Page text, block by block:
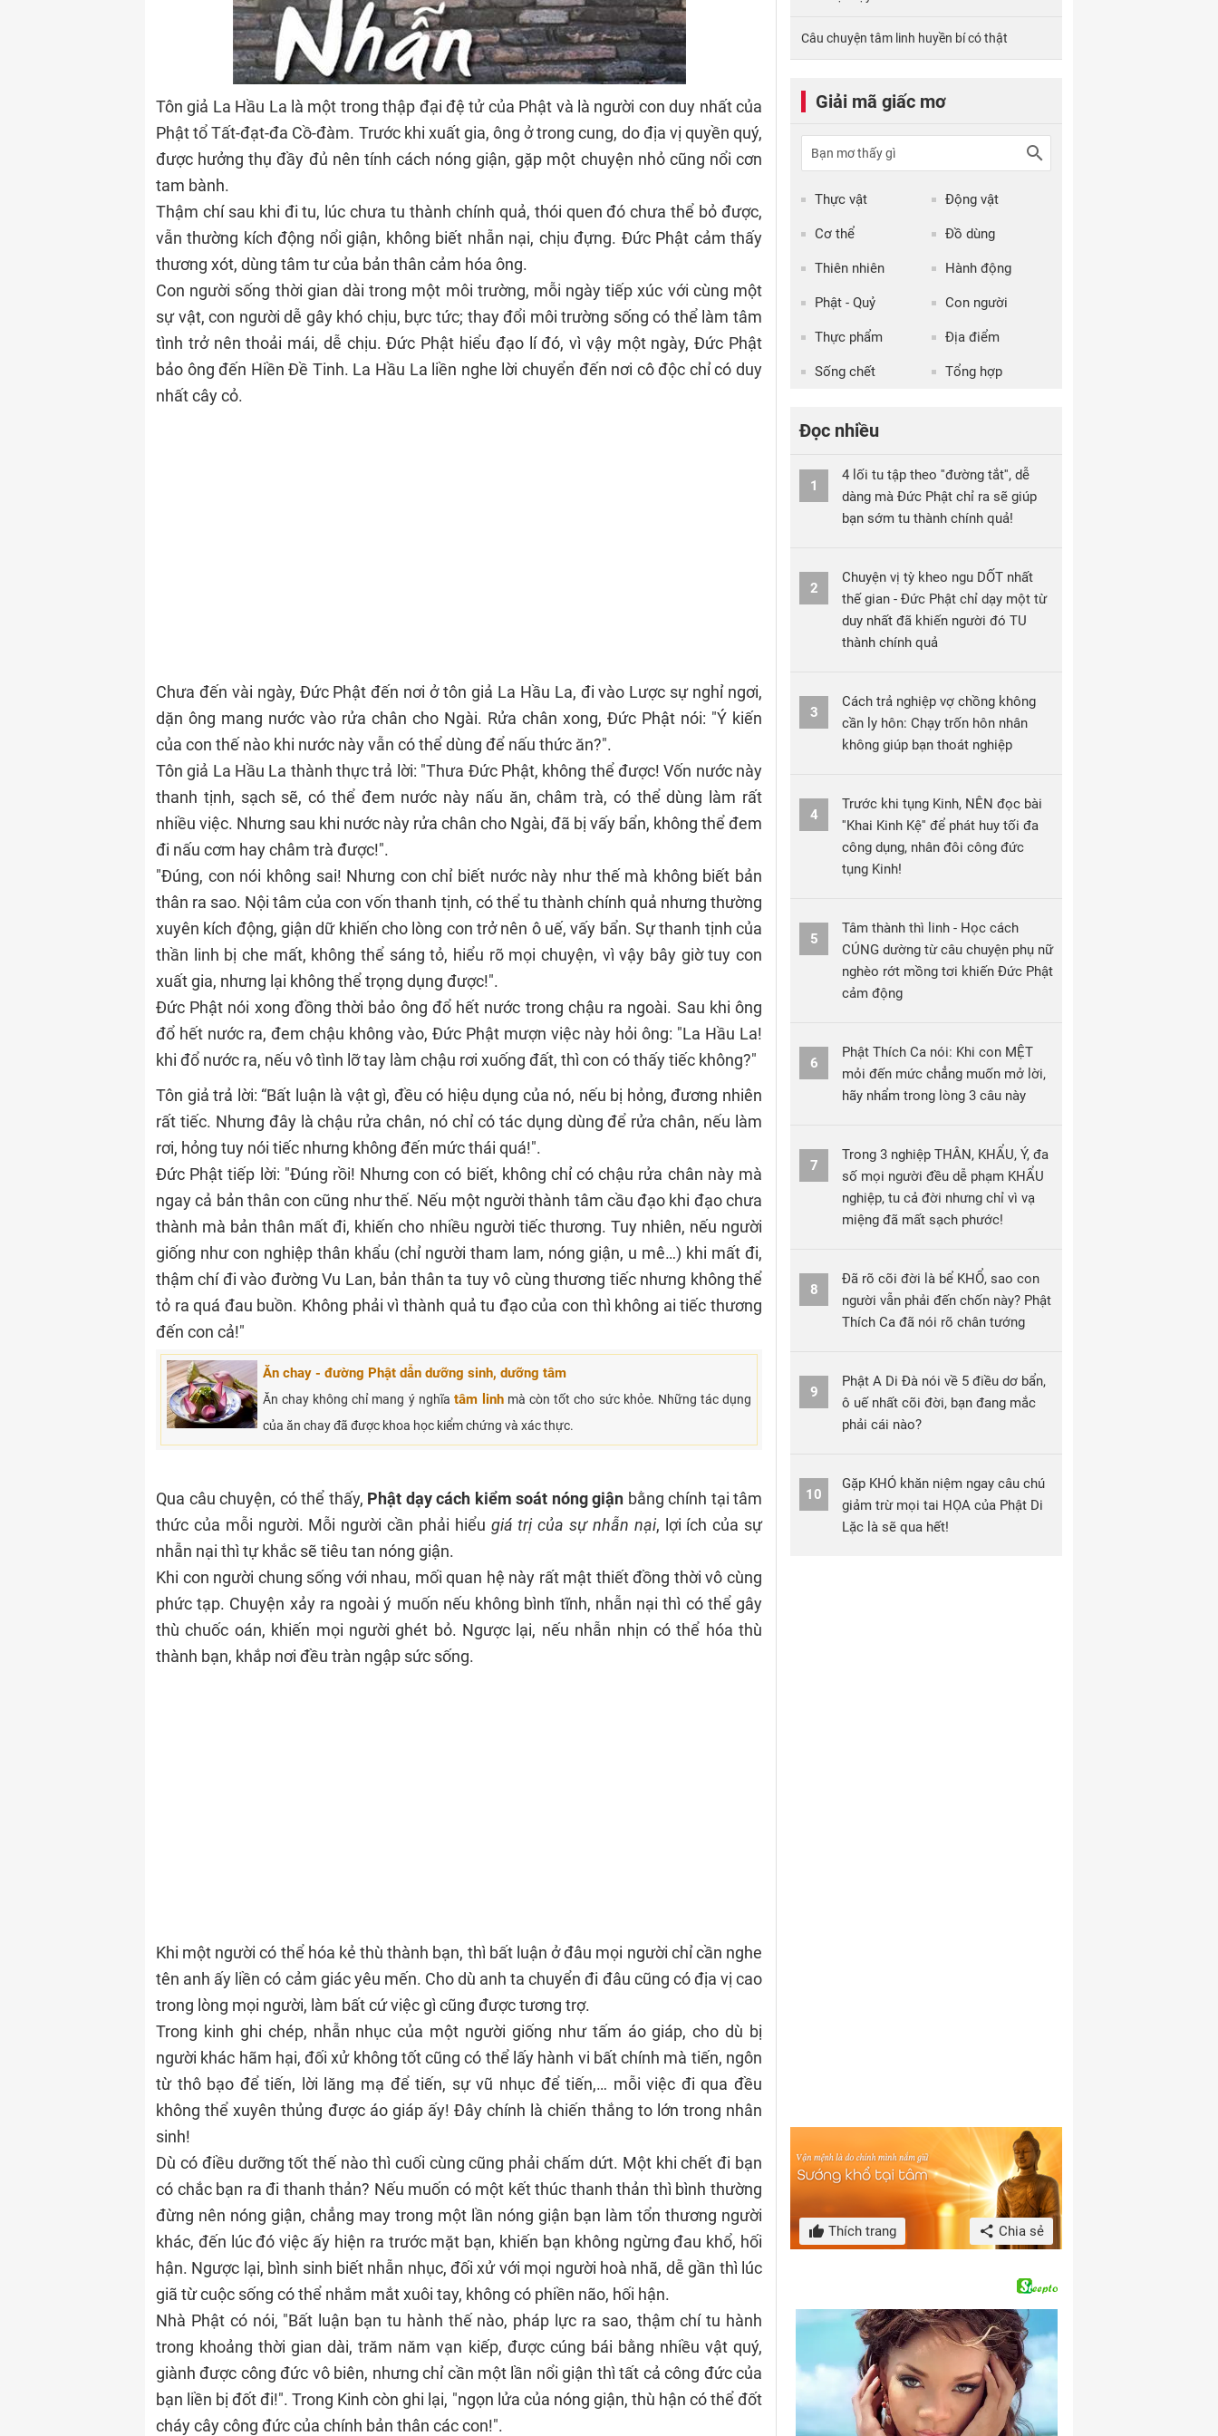
Tôn giả La Hầu La là một trong thập đại đệ tử của Phật và là người con duy nhất của
Phật tổ Tất-đạt-đa Cồ-đàm. Trước khi xuất gia, ông ở trong cung, do địa vị quyền quý,
được hưởng thụ đầy đủ nên tính cách nóng giận, gặp một chuyện nhỏ cũng nổi cơn
tam bành.
Thậm chí sau khi đi tu, lúc chưa tu thành chính quả, thói quen đó chưa thể bỏ được,
vẫn thường kích động nổi giận, không biết nhẫn nại, chịu đựng. Đức Phật cảm thấy
thương xót, dùng tâm tư của bản thân cảm hóa ông.
Con người sống thời gian dài trong một môi trường, mỗi ngày tiếp xúc với cùng một
sự vật, con người dễ gây khó chịu, bực tức; thay đổi môi trường sống có thể làm tâm
tình trở nên thoải mái, dễ chịu. Đức Phật hiểu đạo lí đó, vì vậy một ngày, Đức Phật
bảo ông đến Hiền Đề Tinh. La Hầu La liền nghe lời chuyển đến nơi cô độc chỉ có duy
nhất cây cỏ.
Chưa đến vài ngày, Đức Phật đến nơi ở tôn giả La Hầu La, đi vào Lược sự nghỉ ngơi,
dặn ông mang nước vào rửa chân cho Ngài. Rửa chân xong, Đức Phật nói: "Ý kiến
của con thế nào khi nước này vẫn có thể dùng để nấu thức ăn?".
Tôn giả La Hầu La thành thực trả lời: "Thưa Đức Phật, không thể được! Vốn nước này
thanh tịnh, sạch sẽ, có thể đem nước này nấu ăn, châm trà, có thể dùng làm rất
nhiều việc. Nhưng sau khi nước này rửa chân cho Ngài, đã bị vấy bẩn, không thể đem
đi nấu cơm hay châm trà được!".
"Đúng, con nói không sai! Nhưng con chỉ biết nước này như thế mà không biết bản
thân ra sao. Nội tâm của con vốn thanh tịnh, có thể tu thành chính quả nhưng thường
xuyên kích động, giận dữ khiến cho lòng con trở nên ô uế, vấy bẩn. Sự thanh tịnh của
thần linh bị che mất, không thể sáng tỏ, hiểu rõ mọi chuyện, vì vậy bây giờ tuy con
xuất gia, nhưng lại không thể trọng dụng được!".
Đức Phật nói xong đồng thời bảo ông đổ hết nước trong chậu ra ngoài. Sau khi ông
đổ hết nước ra, đem chậu không vào, Đức Phật mượn việc này hỏi ông: "La Hầu La!
khi đổ nước ra, nếu vô tình lỡ tay làm chậu rơi xuống đất, thì con có thấy tiếc không?"
Tôn giả trả lời: “Bất luận là vật gì, đều có hiệu dụng của nó, nếu bị hỏng, đương nhiên
rất tiếc. Nhưng đây là chậu rửa chân, nó chỉ có tác dụng dùng để rửa chân, nếu làm
rơi, hỏng tuy nói tiếc nhưng không đến mức thái quá!".
Đức Phật tiếp lời: "Đúng rồi! Nhưng con có biết, không chỉ có chậu rửa chân này mà
ngay cả bản thân con cũng như thế. Nếu một người thành tâm cầu đạo khi đạo chưa
thành mà bản thân mất đi, khiến cho nhiều người tiếc thương. Tuy nhiên, nếu người
giống như con nghiệp thân khẩu (chỉ người tham lam, nóng giận, u mê…) khi mất đi,
thậm chí đi vào đường Vu Lan, bản thân ta tuy vô cùng thương tiếc nhưng không thể
tỏ ra quá đau buồn. Không phải vì thành quả tu đạo của con thì không ai tiếc thương
đến con cả!"
Ăn chay - đường Phật dẫn dưỡng sinh, dưỡng tâm
Ăn chay không chỉ mang ý nghĩa tâm linhmà còn tốt cho sức khỏe. Những tác dụng
của ăn chay đã được khoa học kiểm chứng và xác thực.
Qua câu chuyện, có thể thấy, Phật dạy cách kiểm soát nóng giận bằng chính tại tâm
thức của mỗi người. Mỗi người cần phải hiểu giá trị của sự nhẫn nại, lợi ích của sự
nhẫn nại thì tự khắc sẽ tiêu tan nóng giận.
Khi con người chung sống với nhau, mối quan hệ này rất mật thiết đồng thời vô cùng
phức tạp. Chuyện xảy ra ngoài ý muốn nếu không bình tĩnh, nhẫn nại thì có thể gây
thù chuốc oán, khiến mọi người ghét bỏ. Ngược lại, nếu nhẫn nhịn có thể hóa thù
thành bạn, khắp nơi đều tràn ngập sức sống.
Khi một người có thể hóa kẻ thù thành bạn, thì bất luận ở đâu mọi người chỉ cần nghe
tên anh ấy liền có cảm giác yêu mến. Cho dù anh ta chuyển đi đâu cũng có địa vị cao
trong lòng mọi người, làm bất cứ việc gì cũng được tương trợ.
Trong kinh ghi chép, nhẫn nhục của một người giống như tấm áo giáp, cho dù bị
người khác hãm hại, đối xử không tốt cũng có thể lấy hành vi bất chính mà tiến, ngôn
từ thô bạo để tiến, lời lăng mạ để tiến, sự vũ nhục để tiến,… mỗi việc đi qua đều
không thể xuyên thủng được áo giáp ấy! Đây chính là chiến thắng to lớn trong nhân
sinh!
Dù có điều dưỡng tốt thế nào thì cuối cùng cũng phải chấm dứt. Một khi chết đi bạn
có chắc bạn ra đi thanh thản? Nếu muốn có một kết thúc thanh thản thì bình thường
đừng nên nóng giận, chẳng may trong một lần nóng giận bạn làm tổn thương người
khác, đến lúc đó việc ấy hiện ra trước mặt bạn, khiến bạn không ngừng đau khổ, hối
hận. Ngược lại, bình sinh biết nhẫn nhục, đối xử với mọi người hoà nhã, dễ gần thì lúc
giã từ cuộc sống có thể nhắm mắt xuôi tay, không có phiền não, hối hận.
Nhà Phật có nói, "Bất luận bạn tu hành thế nào, pháp lực ra sao, thậm chí tu hành
trong khoảng thời gian dài, trăm năm vạn kiếp, được cúng bái bằng nhiều vật quý,
giành được công đức vô biên, nhưng chỉ cần một lần nổi giận thì tất cả công đức của
bạn liền bị đốt đi!". Trong Kinh còn ghi lại, "ngọn lửa của nóng giận, thù hận có thể đốt
cháy cây công đức của chính bản thân các con!".
Câu chuyện tâm linh huyền bí có thật
Giải mã giấc mơ
Thực vật Động vật
Cơ thể Đồ dùng
Thiên nhiên Hành động
Phật - Quỷ Con người
Thực phẩm Địa điểm
Sống chết Tổng hợp
Đọc nhiều
1
4 lối tu tập theo ''đường tắt'', dễ
dàng mà Đức Phật chỉ ra sẽ giúp
bạn sớm tu thành chính quả!
2
Chuyện vị tỳ kheo ngu DỐT nhất
thế gian - Đức Phật chỉ dạy một từ
duy nhất đã khiến người đó TU
thành chính quả
3
Cách trả nghiệp vợ chồng không
cần ly hôn: Chạy trốn hôn nhân
không giúp bạn thoát nghiệp
4
Trước khi tụng Kinh, NÊN đọc bài
''Khai Kinh Kệ'' để phát huy tối đa
công dụng, nhân đôi công đức
tụng Kinh!
5
Tâm thành thì linh - Học cách
CÚNG dường từ câu chuyện phụ nữ
nghèo rớt mồng tơi khiến Đức Phật
cảm động
6
Phật Thích Ca nói: Khi con MỆT
mỏi đến mức chẳng muốn mở lời,
hãy nhẩm trong lòng 3 câu này
7
Trong 3 nghiệp THÂN, KHẨU, Ý, đa
số mọi người đều dễ phạm KHẨU
nghiệp, tu cả đời nhưng chỉ vì vạ
miệng đã mất sạch phước!
8
Đã rõ cõi đời là bể KHỔ, sao con
người vẫn phải đến chốn này? Phật
Thích Ca đã nói rõ chân tướng
9
Phật A Di Đà nói về 5 điều dơ bẩn,
ô uế nhất cõi đời, bạn đang mắc
phải cái nào?
10
Gặp KHÓ khăn niệm ngay câu chú
giảm trừ mọi tai HỌA của Phật Di
Lặc là sẽ qua hết!
Thích trang Chia sẻ